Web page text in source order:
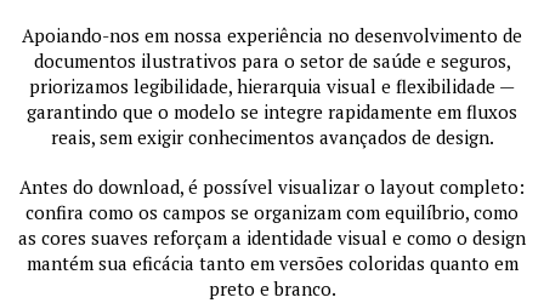
Apoiando-nos em nossa experiência no desenvolvimento de
documentos ilustrativos para o setor de saúde e seguros,
priorizamos legibilidade, hierarquia visual e flexibilidade —
garantindo que o modelo se integre rapidamente em fluxos
reais, sem exigir conhecimentos avançados de design.
Antes do download, é possível visualizar o layout completo:
confira como os campos se organizam com equilíbrio, como
as cores suaves reforçam a identidade visual e como o design
mantém sua eficácia tanto em versões coloridas quanto em
preto e branco.